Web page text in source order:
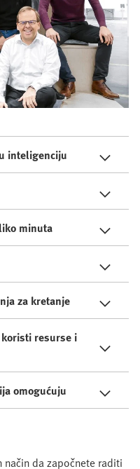
inteligenciju
minuta
za kretanje
resurse i
omogućuju
način da započnete raditi